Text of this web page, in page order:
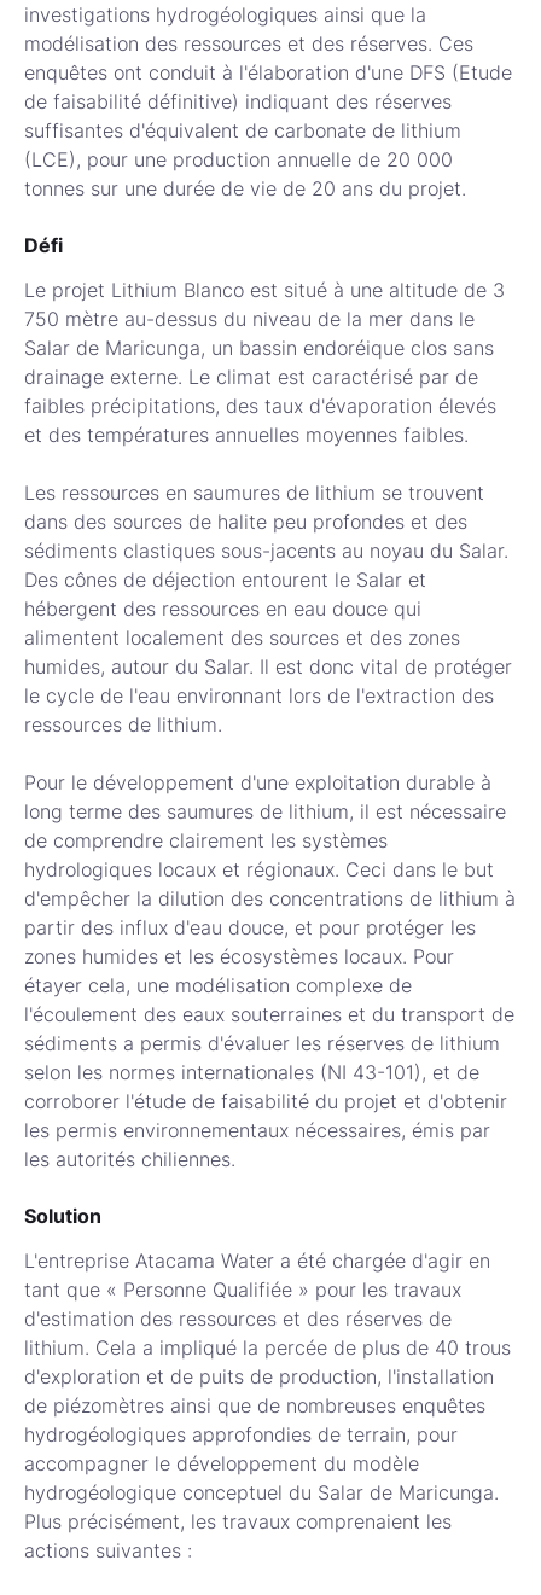
investigations hydrogéologiques ainsi que la
modélisation des ressources et des réserves. Ces
enquêtes ont conduit à l'élaboration d'une DFS (Etude
de faisabilité définitive) indiquant des réserves
suffisantes d'équivalent de carbonate de lithium
(LCE), pour une production annuelle de 20 000
tonnes sur une durée de vie de 20 ans du projet.
Défi
Le projet Lithium Blanco est situé à une altitude de 3
750 mètre au-dessus du niveau de la mer dans le
Salar de Maricunga, un bassin endoréique clos sans
drainage externe. Le climat est caractérisé par de
faibles précipitations, des taux d'évaporation élevés
et des températures annuelles moyennes faibles.
Les ressources en saumures de lithium se trouvent
dans des sources de halite peu profondes et des
sédiments clastiques sous-jacents au noyau du Salar.
Des cônes de déjection entourent le Salar et
hébergent des ressources en eau douce qui
alimentent localement des sources et des zones
humides, autour du Salar. Il est donc vital de protéger
le cycle de l'eau environnant lors de l'extraction des
ressources de lithium.
Pour le développement d'une exploitation durable à
long terme des saumures de lithium, il est nécessaire
de comprendre clairement les systèmes
hydrologiques locaux et régionaux. Ceci dans le but
d'empêcher la dilution des concentrations de lithium à
partir des influx d'eau douce, et pour protéger les
zones humides et les écosystèmes locaux. Pour
étayer cela, une modélisation complexe de
l'écoulement des eaux souterraines et du transport de
sédiments a permis d'évaluer les réserves de lithium
selon les normes internationales (NI 43-101), et de
corroborer l'étude de faisabilité du projet et d'obtenir
les permis environnementaux nécessaires, émis par
les autorités chiliennes.
Solution
L'entreprise Atacama Water a été chargée d'agir en
tant que « Personne Qualifiée » pour les travaux
d'estimation des ressources et des réserves de
lithium. Cela a impliqué la percée de plus de 40 trous
d'exploration et de puits de production, l'installation
de piézomètres ainsi que de nombreuses enquêtes
hydrogéologiques approfondies de terrain, pour
accompagner le développement du modèle
hydrogéologique conceptuel du Salar de Maricunga.
Plus précisément, les travaux comprenaient les
actions suivantes :